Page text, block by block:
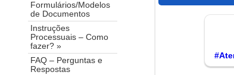
Formulários/Modelos
de Documentos
Instruções
Processuais – Como
fazer? »
FAQ – Perguntas e
Respostas